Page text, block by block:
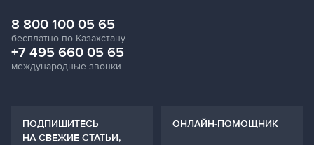
8 800 100 05 65
бесплатно по Казахстану
+7 495 660 05 65
международные звонки
ПОДПИШИТЕСЬ
НА СВЕЖИЕ СТАТЬИ,
ОНЛАЙН-ПОМОЩНИК